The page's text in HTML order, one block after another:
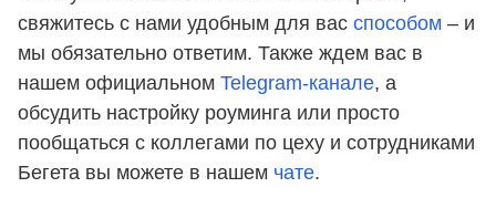
свяжитесь с нами удобным для вас способом – и
мы обязательно ответим. Также ждем вас в
нашем официальном Telegram-канале, а
обсудить настройку роуминга или просто
пообщаться с коллегами по цеху и сотрудниками
Бегета вы можете в нашем чате.